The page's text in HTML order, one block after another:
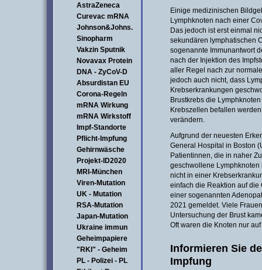
AstraZeneca
Curevac mRNA
Johnson&Johns.
Sinopharm
Vakzin Sputnik
Novavax Protein
DNA - ZyCoV-D
Absurdistan EU
Corona-Regeln
mRNA Wirkung
mRNA Wirkstoff
Impf-Standorte
Pflicht-Impfung
Gehirnwäsche
Projekt-ID2020
MRI-München
Viren-Mutation
UK - Mutation
RSA-Mutation
Japan-Mutation
Ukraine immun
Geheimpapiere
"RKI" - Geheim
PL - Polizei - PL
Einige medizinischen
Lymphknoten nach einer
Das jedoch ist erst einmal
sekundären lymphatischen
sogenannte Immunantwort
nach der Injektion des
aller Regel nach zur
jedoch auch nicht, dass
Krebserkrankungen
Brustkrebs die
Krebszellen befallen
verändern.
Aufgrund der neuesten
General Hospital in Boston
Patientinnen, die in naher
geschwollene
nicht in einer
einfach die Reaktion auf die
einer sogenannten
2021 gemeldet. Viele
Untersuchung der Brust
Oft waren die Knoten nur
Informieren Sie
Impfung